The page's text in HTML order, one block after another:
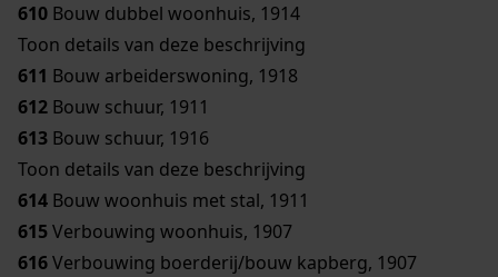
610 Bouw dubbel woonhuis, 1914
Toon details van deze beschrijving
611 Bouw arbeiderswoning, 1918
612 Bouw schuur, 1911
613 Bouw schuur, 1916
Toon details van deze beschrijving
614 Bouw woonhuis met stal, 1911
615Verbouwing woonhuis, 1907
616Verbouwing boerderij/bouw kapberg, 1907